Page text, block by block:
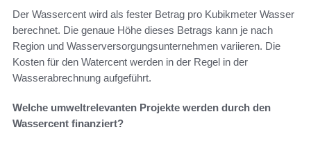
Der Wassercent wird als fester Betrag pro Kubikmeter Wasser
berechnet. Die genaue Höhe dieses Betrags kann je nach
Region und Wasserversorgungsunternehmen variieren. Die
Kosten für den Watercent werden in der Regel in der
Wasserabrechnung aufgeführt.
Welche umweltrelevanten Projekte werden durch den
Wassercent finanziert?